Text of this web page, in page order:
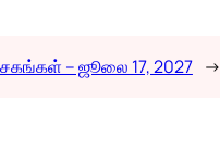
– ஜூலை 17, 2027 →